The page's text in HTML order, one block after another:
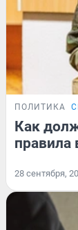
ПОЛИТИКА
Как
правила
28 сентября,